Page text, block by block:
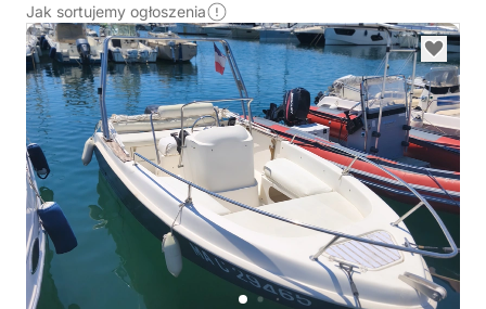
Jak sortujemy ogłoszenia